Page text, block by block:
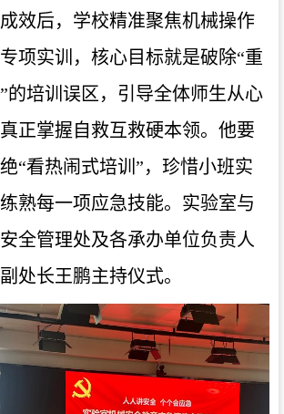
效后，学校精准聚焦机械操作
项实训，核心目标就是破除“重
的培训误区，引导全体师生从心
正掌握自救互救硬本领。他要
“看热闹式培训”，珍惜小班实
熟每一项应急技能。实验室与
全管理处及各承办单位负责人
处长王鹏主持仪式。